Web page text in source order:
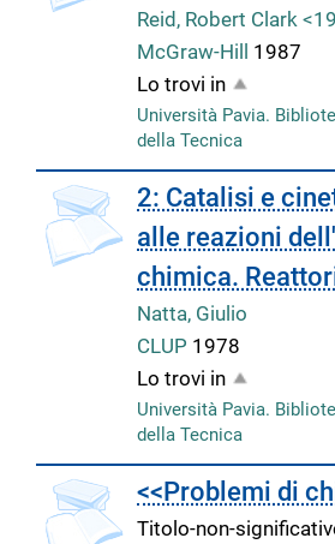
Reid, Robert Clark
McGraw-Hill 1987
Lo trovi in
Università Pavia.
della Tecnica
2: Catalisi e
alle reazioni
chimica.
Natta, Giulio
CLUP 1978
Lo trovi in
Università Pavia.
della Tecnica
<<Problemi di
Titolo-non-